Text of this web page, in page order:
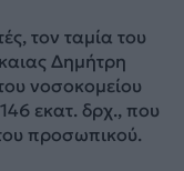
τον ταμία του
Δημήτρη
νοσοκομείου
εκατ. δρχ., που
προσωπικού.